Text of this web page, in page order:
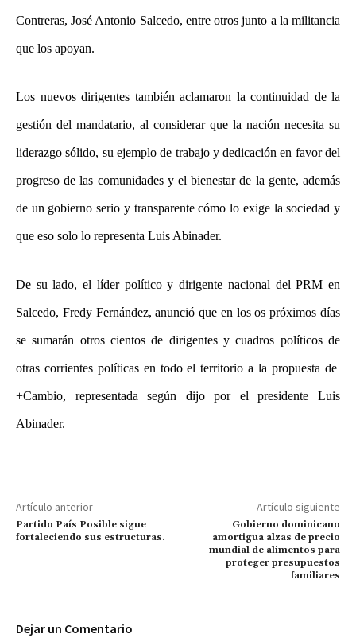
Contreras, José Antonio Salcedo, entre otros junto a la militancia
que los apoyan.
Los nuevos dirigentes también aclamaron la continuidad de la
gestión del mandatario, al considerar que la nación necesita su
liderazgo sólido, su ejemplo de trabajo y dedicación en favor del
progreso de las comunidades y el bienestar de la gente, además
de un gobierno serio y transparente cómo lo exige la sociedad y
que eso solo lo representa Luis Abinader.
De su lado, el líder político y dirigente nacional del PRM en
Salcedo, Fredy Fernández, anunció que en los os próximos días
se sumarán otros cientos de dirigentes y cuadros políticos de
otras corrientes políticas en todo el territorio a la propuesta de
+Cambio, representada según dijo por el presidente Luis
Abinader.
Artículo anterior
Partido País Posible sigue
fortaleciendo sus estructuras.
Artículo siguiente
Gobierno dominicano
amortigua alzas de precio
mundial de alimentos para
proteger presupuestos
familiares
Dejar un Comentario